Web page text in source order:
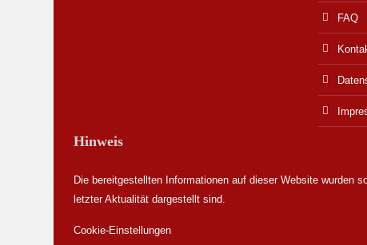
FAQ
Hinweis
Die bereitgestellten Informationen auf dieser Website wurden
letzter Aktualität dargestellt sind.
Cookie-Einstellungen